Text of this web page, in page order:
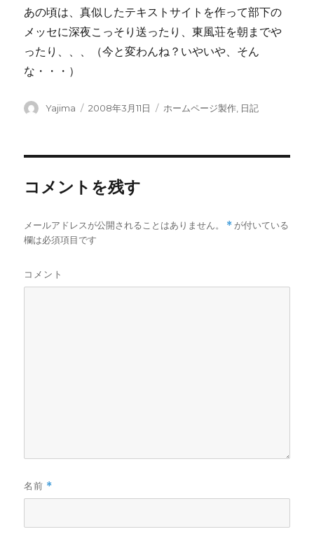
あの頃は、真似したテキストサイトを作って部下の
メッセに深夜こっそり送ったり、東風荘を朝までや
ったり、、、（今と変わんね？いやいや、そん
な・・・）
投
Yajima
投
2008年3月11日
カ
リ
ホームページ製作, 日記
コメントを残す
メールアドレスが公開されることはありません。 *が付いている
欄は必須項目です
コメント
名前 *